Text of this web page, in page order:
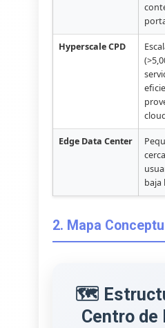
Hyperscale CPD
Edge Data Center
baja
2. Mapa
🗺️
Centro de